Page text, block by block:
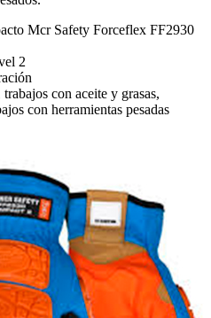
Mcr Safety Forceflex FF2930
2
aceite y grasas,
de piezas, trabajos con herramientas pesadas